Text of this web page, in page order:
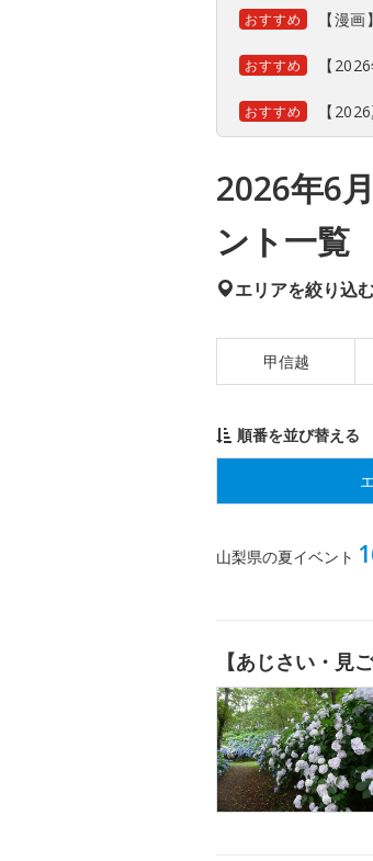
おすすめ 【漫
おすすめ 【
おすすめ 【
2026年6
ント一覧
エリアを絞り込
甲信越
順番を並び替える
山梨県の夏イベント
【あじさい・見